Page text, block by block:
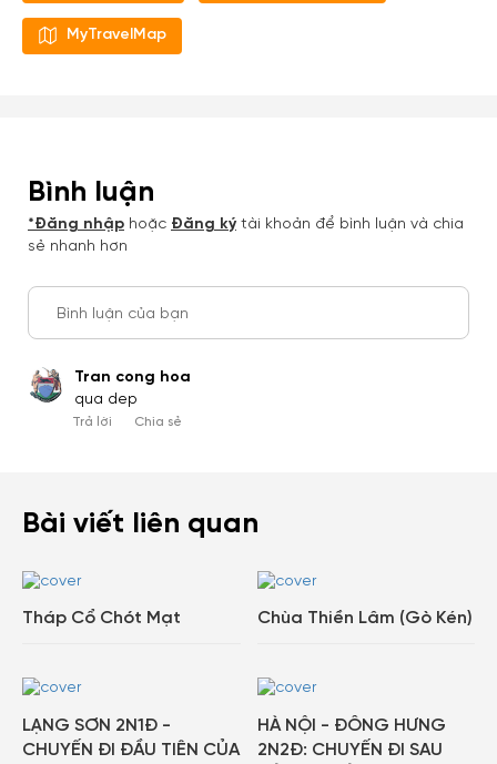
MyTravelMap
Bình luận
*Đăng nhập hoặc Đăng ký tài khoản để bình luận và chia
sẻ nhanh hơn
Bình luận của bạn
Tran cong hoa
qua dep
Trả lời Chia sẻ
Bài viết liên quan
Tháp Cổ Chót Mạt Chùa Thiền Lâm (Gò Kén)
LẠNG SƠN 2N1Đ -
CHUYẾN ĐI ĐẦU TIÊN CỦA
HÀ NỘI - ĐÔNG HƯNG
2N2Đ: CHUYẾN ĐI SAU